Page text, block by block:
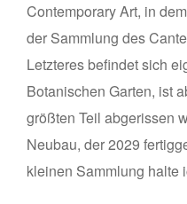
Contemporary Art, in
der Sammlung des
Letzteres befindet sich
Botanischen Garten, ist
größten Teil abgerissen
Neubau, der 2029
kleinen Sammlung halte